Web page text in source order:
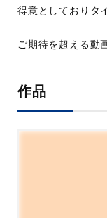
得意としておりタ
ご期待を超える動
作品